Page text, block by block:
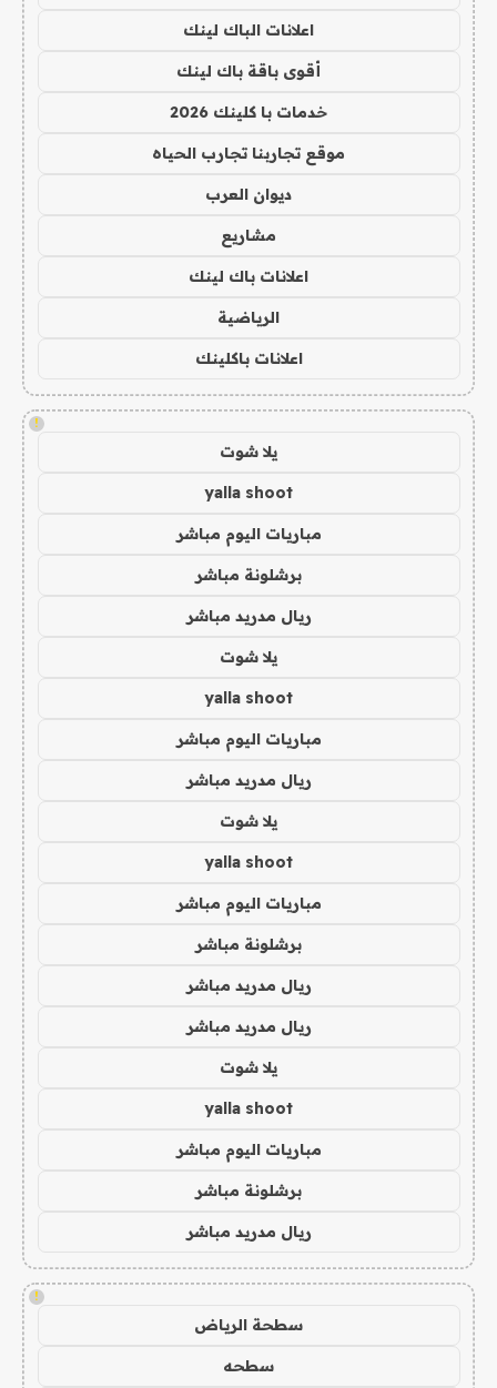
اعلانات الباك لينك
أقوى باقة باك لينك
خدمات با كلينك 2026
موقع تجاربنا تجارب الحياه
ديوان العرب
مشاريع
اعلانات باك لينك
الرياضية
اعلانات باكلينك
!
يلا شوت
yalla shoot
مباريات اليوم مباشر
برشلونة مباشر
ريال مدريد مباشر
يلا شوت
yalla shoot
مباريات اليوم مباشر
ريال مدريد مباشر
يلا شوت
yalla shoot
مباريات اليوم مباشر
برشلونة مباشر
ريال مدريد مباشر
ريال مدريد مباشر
يلا شوت
yalla shoot
مباريات اليوم مباشر
برشلونة مباشر
ريال مدريد مباشر
!
سطحة الرياض
سطحه